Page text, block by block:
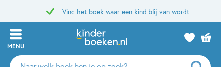
Vind het boek waar een kind blij van wordt
MENU
Zoeken